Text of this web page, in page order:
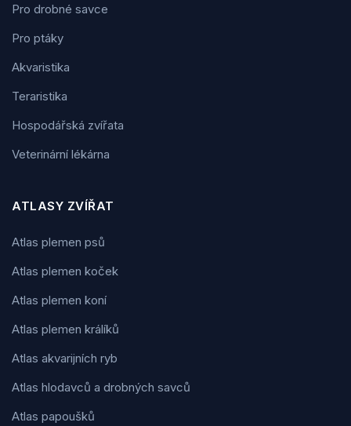
Pro drobné savce
Pro ptáky
Akvaristika
Teraristika
Hospodářská zvířata
Veterinární lékárna
ATLASY ZVÍŘAT
Atlas plemen psů
Atlas plemen koček
Atlas plemen koní
Atlas plemen králíků
Atlas akvarijních ryb
Atlas hlodavců a drobných savců
Atlas papoušků